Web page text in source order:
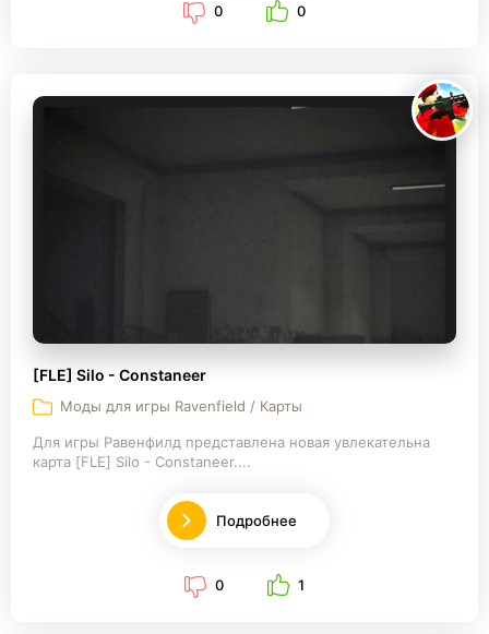
0 0
[FLE] Silo - Constaneer
Моды для игры Ravenfield / Карты
Для игры Равенфилд представлена новая увлекательна
карта [FLE] Silo - Constaneer....
Подробнее
0 1